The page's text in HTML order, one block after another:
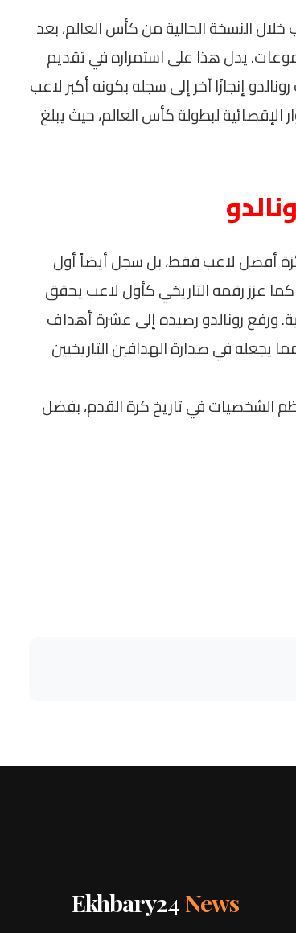
خلال النسخة الحالية من كأس العالم، بعد
يدل هذا على استمراره في تقديم
إنجازًا آخر إلى سجله بكونه أكبر لاعب
لبطولة كأس العالم، حيث يبلغ
أفضل لاعب فقط، بل سجل أيضاً أول
عزز رقمه التاريخي كأول لاعب يحقق
ورفع رونالدو رصيده إلى عشرة أهداف
يجعله في صدارة الهدافين التاريخيين
الشخصيات في تاريخ كرة القدم، بفضل
Ekhbary24 News